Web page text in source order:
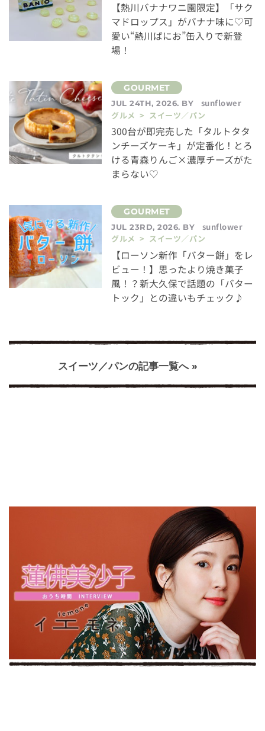
【熱川バナナワニ園限定】「サク
マドロップス」がバナナ味に♡可
愛い“熱川ばにお”缶入りで新登
場！
JUL 24TH, 2026. BY
sunflower
グルメ > スイーツ／パン
300台が即完売した「タルトタタ
ンチーズケーキ」が定番化！とろ
ける青森りんご×濃厚チーズがた
まらない♡
JUL 23RD, 2026. BY
sunflower
グルメ > スイーツ／パン
【ローソン新作「バター餅」をレ
ビュー！】思ったより焼き菓子
風！？新大久保で話題の「バター
トック」との違いもチェック♪
スイーツ／パンの記事一覧へ »